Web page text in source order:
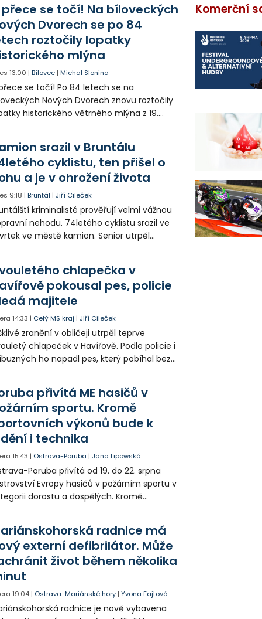
přece se točí! Na bíloveckých
Dvorech se po 84
roztočily lopatky
mlýna
13:00 |Bílovec |Michal Slonina
se točí! Po 84 letech se na
Nových Dvorech znovu roztočily
historického větrného mlýna z 19.
srazil v Bruntálu
cyklistu, ten přišel o
a je v ohrožení života
9:18 |Bruntál |Jiří Cileček
kriminalisté prověřují velmi vážnou
nehodu. 74letého cyklistu srazil ve
ve městě kamion. Senior utrpěl
případné svědky.chlapečka v
pokousal pes, policie
majitele
14:33 | Celý MS kraj |Jiří Cileček
zranění v obličeji utrpěl teprve
chlapeček v Havířově. Podle policie i
ho napadl pes, který pobíhal bez
Případem už se zabývá policie, která
psa hledá.
přivítá ME hasičů v
sportu. Kromě
výkonů bude k
i technika
15:43 | Ostrava-Poruba |Jana Lipowská
Poruba přivítá od 19. do 22. srpna
Evropy hasičů v požárním sportu v
dorostu a dospělých. Kromě
radnice má
externí defibrilátor. Může
život během několika
19:04 | Ostrava-Mariánské hory |Yvona Fajtová
radnice je nově vybavena
Komerční